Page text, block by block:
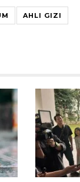
AHLI GIZI